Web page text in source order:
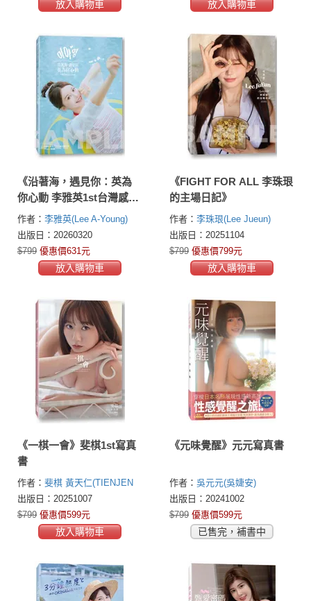
放入購物車 放入購物車
《沿著海，遇見你：英為
你心動 李雅英1st台灣感性
紙上電影系列》
作者： 李雅英(Lee A-Young)
出版日：20260320
$799 優惠價631元
放入購物車
《FIGHT FOR ALL 李珠珢
的主場日記》
作者： 李珠珢(Lee Jueun)
出版日：20251104
$799 優惠價799元
放入購物車
《一棋一會》斐棋1st寫真
書
作者： 斐棋 黃天仁(TIENJEN
HUANG)
出版日：20251007
$799 優惠價599元
放入購物車
《元味覺醒》元元寫真書
作者： 吳元元(吳婕安)
出版日：20241002
$799 優惠價599元
已售完，補書中